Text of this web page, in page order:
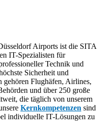
Airports ist die SITA
IT-Spezialisten für
Technik und
Sicherheit und
gehören Flughäfen, Airlines,
und über 250 große
die täglich von unserem
Kernkompetenzen sind
individuelle IT-Lösungen zu